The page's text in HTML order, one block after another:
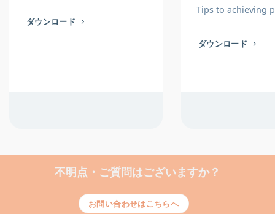
ダウンロード
Tips to achieving
ダウンロード
不明点・ご質問はございますか？
お問い合わせはこちらへ